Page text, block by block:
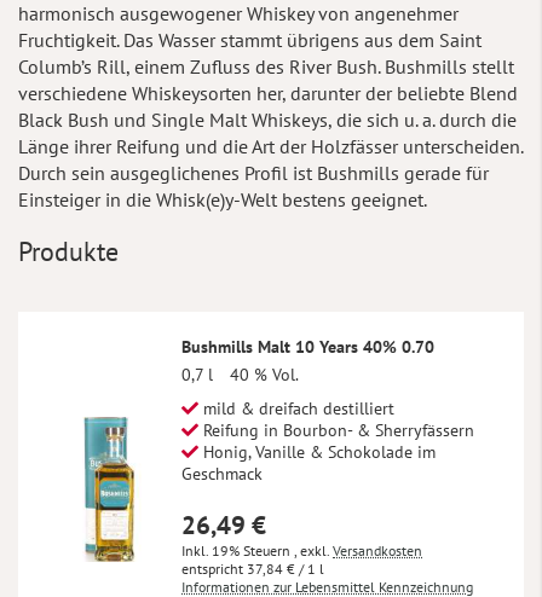
harmonisch ausgewogener Whiskey von angenehmer
Fruchtigkeit. Das Wasser stammt übrigens aus dem Saint
Columb’s Rill, einem Zufluss des River Bush. Bushmills stellt
verschiedene Whiskeysorten her, darunter der beliebte Blend
Black Bush und Single Malt Whiskeys, die sich u. a. durch die
Länge ihrer Reifung und die Art der Holzfässer unterscheiden.
Durch sein ausgeglichenes Profil ist Bushmills gerade für
Einsteiger in die Whisk(e)y-Welt bestens geeignet.
Produkte
Bushmills Malt 10 Years 40% 0.70
0,7 l
40 % Vol.
mild & dreifach destilliert
Reifung in Bourbon- & Sherryfässern
Honig, Vanille & Schokolade im
Geschmack
26,49 €
Inkl. 19% Steuern exkl. Versandkosten
37,84 € / 1 l
Informationen zur Lebensmittel Kennzeichnung